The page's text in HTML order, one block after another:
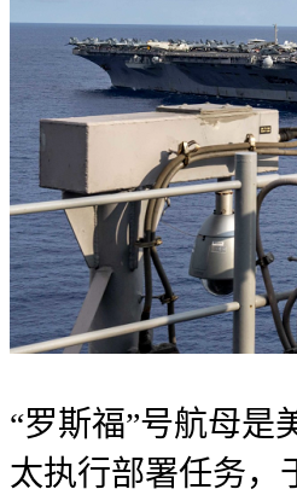
“罗斯福”号航母是
太执行部署任务，